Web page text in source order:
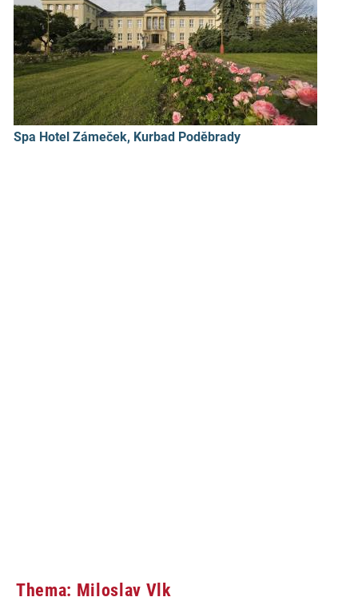
Spa Hotel Zámeček, Kurbad Poděbrady
Thema: Miloslav Vlk